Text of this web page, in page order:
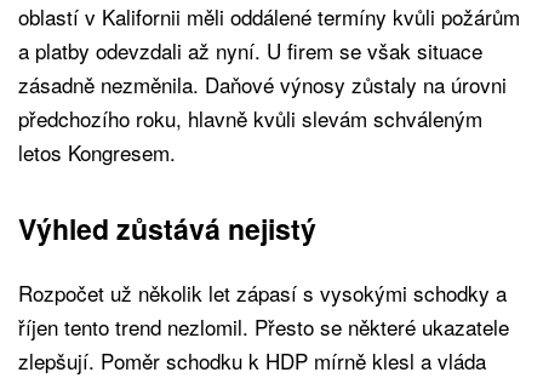
oblastí v Kalifornii měli oddálené termíny kvůli požárům
a platby odevzdali až nyní. U firem se však situace
zásadně nezměnila. Daňové výnosy zůstaly na úrovni
předchozího roku, hlavně kvůli slevám schváleným
letos Kongresem.
Výhled zůstává nejistý
Rozpočet už několik let zápasí s vysokými schodky a
říjen tento trend nezlomil. Přesto se některé ukazatele
zlepšují. Poměr schodku k HDP mírně klesl a vláda